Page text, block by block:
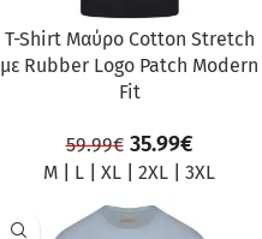
T-Shirt Μαύρο Cotton Stretch
με Rubber Logo Patch Modern
Fit
59.99€ 35.99€
M L XL 2XL 3XL